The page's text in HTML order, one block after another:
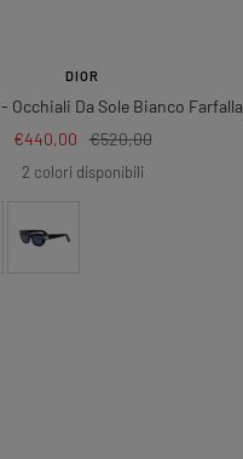
DIOR
- Occhiali Da Sole Bianco Farfalla
Prezzo
di
€440,00 Prezzo
regolare
€520,00
2 colori disponibili